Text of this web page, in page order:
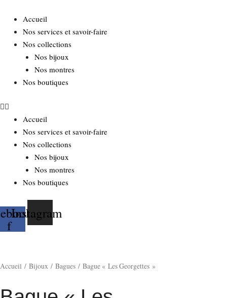
contenu
Accueil
Nos services et savoir-faire
Nos collections
Nos bijoux
Nos montres
Nos boutiques
Accueil
Nos services et savoir-faire
Nos collections
Nos bijoux
Nos montres
Nos boutiques
f
Instagram
Accueil / Bijoux / Bagues / Bague « Les Georgettes »